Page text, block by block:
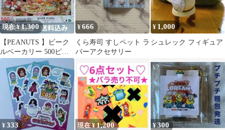
現在 ¥1,300
【PEANUTS 】ビーク
ルベーカリー 500ピー
ス箱無し
¥666
くら寿司 すしペット ラ
バーアクセサリー
¥ 1,000
シュレック フィギュア
¥333 現在 ¥1,200 ¥300